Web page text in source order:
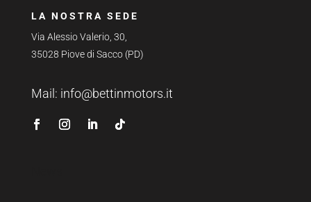
LA NOSTRA SEDE
Via Alessio Valerio, 30,
35028 Piove di Sacco (PD)
Mail: info@bettinmotors.it